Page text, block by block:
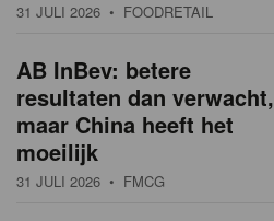
31 JULI 2026 • FOODRETAIL
AB InBev: betere
resultaten dan verwacht,
maar China heeft het
moeilijk
31 JULI 2026 • FMCG